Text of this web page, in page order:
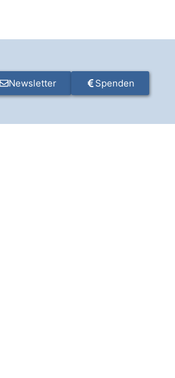
Newsletter Spenden